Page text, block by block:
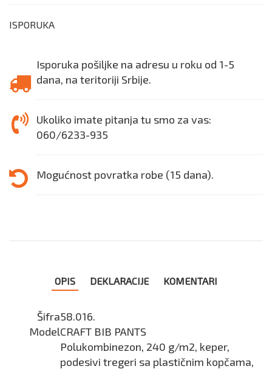
ISPORUKA
Isporuka pošiljke na adresu u roku od 1-5
dana, na teritoriji Srbije.
Ukoliko imate pitanja tu smo za vas:
060/6233-935
Mogućnost povratka robe (15 dana).
OPIS DEKLARACIJE KOMENTARI
Šifra58.016.
ModelCRAFT BIB PANTS
Polukombinezon, 240 g/m2, keper,
podesivi tregeri sa plastičnim kopčama,